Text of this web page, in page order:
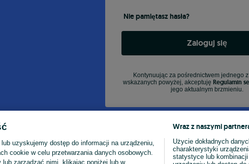
Nie pamiętasz hasła?
Zaloguj się
Kontynuując za pośrednictwem jednego
wskazanych powyżej, akceptuję Regulamin
jego aktualnym brzmieniu.
uzyskujemy dostęp do informacji na urządzeniu,
cookie w celu przetwarzania danych osobowych.
zarządzać nimi, klikając poniżej lub w
Wraz z naszymi
Użycie dokładnych
charakterystyki
statystyce lub